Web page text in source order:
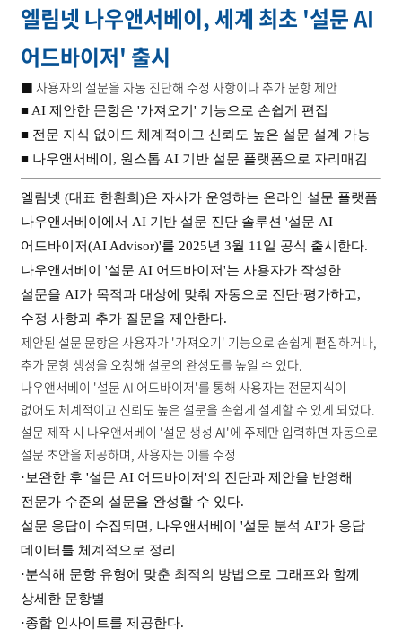
엘림넷 나우앤서베이, 세계 최초 '설문 AI
어드바이저' 출시
■ 사용자의 설문을 자동 진단해 수정 사항이나 추가 문항 제안
■ AI 제안한 문항은 '가져오기' 기능으로 손쉽게 편집
■ 전문 지식 없이도 체계적이고 신뢰도 높은 설문 설계 가능
■ 나우앤서베이, 원스톱 AI 기반 설문 플랫폼으로 자리매김
엘림넷 (대표 한환희)은 자사가 운영하는 온라인 설문 플랫폼
나우앤서베이에서 AI 기반 설문 진단 솔루션 '설문 AI
어드바이저(AI Advisor)'를 2025년 3월 11일 공식 출시한다.
나우앤서베이 '설문 AI 어드바이저'는 사용자가 작성한
설문을 AI가 목적과 대상에 맞춰 자동으로 진단·평가하고,
수정 사항과 추가 질문을 제안한다.
제안된 설문 문항은 사용자가 '가져오기' 기능으로 손쉽게 편집하거나,
추가 문항 생성을 오청해 설문의 완성도를 높일 수 있다.
나우앤서베이 '설문 AI 어드바이저'를 통해 사용자는 전문지식이
없어도 체계적이고 신뢰도 높은 설문을 손쉽게 설계할 수 있게 되었다.
설문 제작 시 나우앤서베이 '설문 생성 AI'에 주제만 입력하면 자동으로
설문 초안을 제공하며, 사용자는 이를 수정
·보완한 후 '설문 AI 어드바이저'의 진단과 제안을 반영해
전문가 수준의 설문을 완성할 수 있다.
설문 응답이 수집되면, 나우앤서베이 '설문 분석 AI'가 응답
데이터를 체계적으로 정리
·분석해 문항 유형에 맞춘 최적의 방법으로 그래프와 함께
상세한 문항별
·종합 인사이트를 제공한다.